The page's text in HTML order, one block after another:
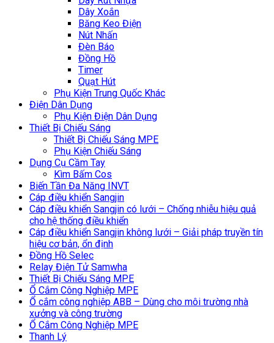
Dây Xoắn
Băng Keo Điện
Nút Nhấn
Đèn Báo
Đồng Hồ
Timer
Quạt Hút
Phụ Kiện Trung Quốc Khác
Điện Dân Dụng
Phụ Kiện Điện Dân Dụng
Thiết Bị Chiếu Sáng
Thiết Bị Chiếu Sáng MPE
Phụ Kiện Chiếu Sáng
Dụng Cụ Cầm Tay
Kìm Bấm Cos
Biến Tần Đa Năng INVT
Cáp điều khiển Sangjin
Cáp điều khiển Sangjin có lưới – Chống nhiễu hiệu quả
cho hệ thống điều khiển
Cáp điều khiển Sangjin không lưới – Giải pháp truyền tín
hiệu cơ bản, ổn định
Đồng Hồ Selec
Relay Điện Tử Samwha
Thiết Bị Chiếu Sáng MPE
Ổ Cắm Công Nghiệp MPE
Ổ cắm công nghiệp ABB – Dùng cho môi trường nhà
xưởng và công trường
Ổ Cắm Công Nghiệp MPE
Thanh Lý